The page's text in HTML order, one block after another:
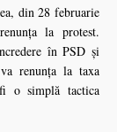
din 28 februarie
la protest.
în PSD şi
renunţa la taxa
o simplă tactica